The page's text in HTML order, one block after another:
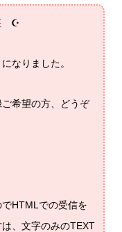
☪
なりました。
希望の方、どうぞ
HTMLでの受信を
、文字のみのTEXT